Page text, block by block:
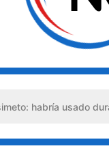
usado durante 13